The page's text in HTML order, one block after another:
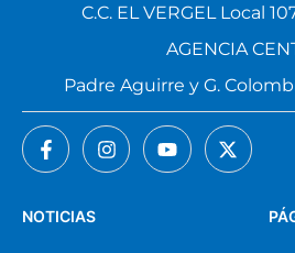
NOTICIAS
C.C. EL VERGEL Local
AGENCIA
Padre Aguirre y G.